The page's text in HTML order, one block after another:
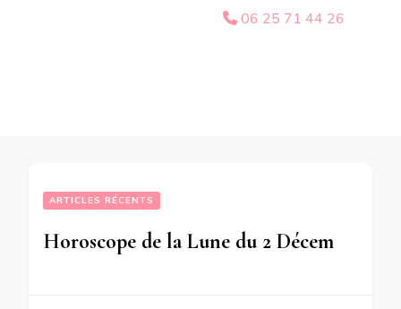
06 25 71 44 26
ARTICLES RÉCENTS